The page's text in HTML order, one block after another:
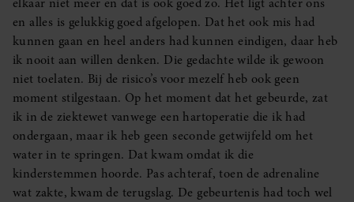
en alles is gelukkig goed afgelopen. Dat het ook mis had
kunnen gaan en heel anders had kunnen eindigen, daar heb
ik nooit aan willen denken. Die gedachte wilde ik gewoon
niet toelaten. Bij de risico’s voor mezelf heb ook geen
moment stilgestaan. Op het moment dat het gebeurde, zat
ik in de ziektewet vanwege een hartoperatie die ik had
ondergaan, maar ik heb geen seconde getwijfeld om het
water in te springen. Dat kwam omdat ik die
kinderstemmen hoorde. Pas achteraf, toen de adrenaline
wat zakte, kwam de terugslag. De gebeurtenis had toch wel